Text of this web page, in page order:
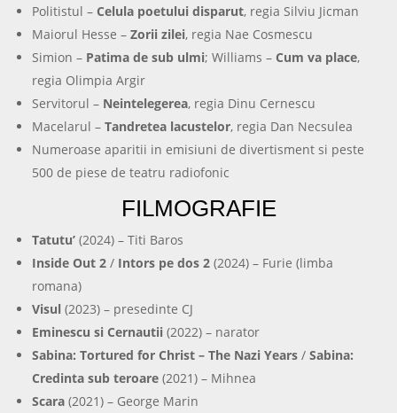
Politistul – Celula poetului disparut, regia Silviu Jicman
Maiorul Hesse –Zorii zilei, regia Nae Cosmescu
Simion – Patima de sub ulmi; Williams – Cum va place,
regia Olimpia Argir
Servitorul – Neintelegerea, regia Dinu Cernescu
Macelarul –Tandretea lacustelor, regia Dan Necsulea
Numeroase aparitii in emisiuni de divertisment si peste
500 de piese de teatru radiofonic
FILMOGRAFIE
Tatutu’ (2024) – Titi Baros
Inside Out 2 / Intors pe dos 2 (2024) – Furie (limba
romana)
Visul (2023) – presedinte CJ
Eminescu si Cernautii (2022) – narator
Sabina: Tortured for Christ – The Nazi Years /Sabina:
Credinta sub teroare (2021) – Mihnea
Scara (2021) – George Marin